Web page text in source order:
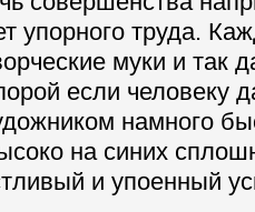
упорного труда.
муки и так
если человеку
намного
на синих
и упоенный